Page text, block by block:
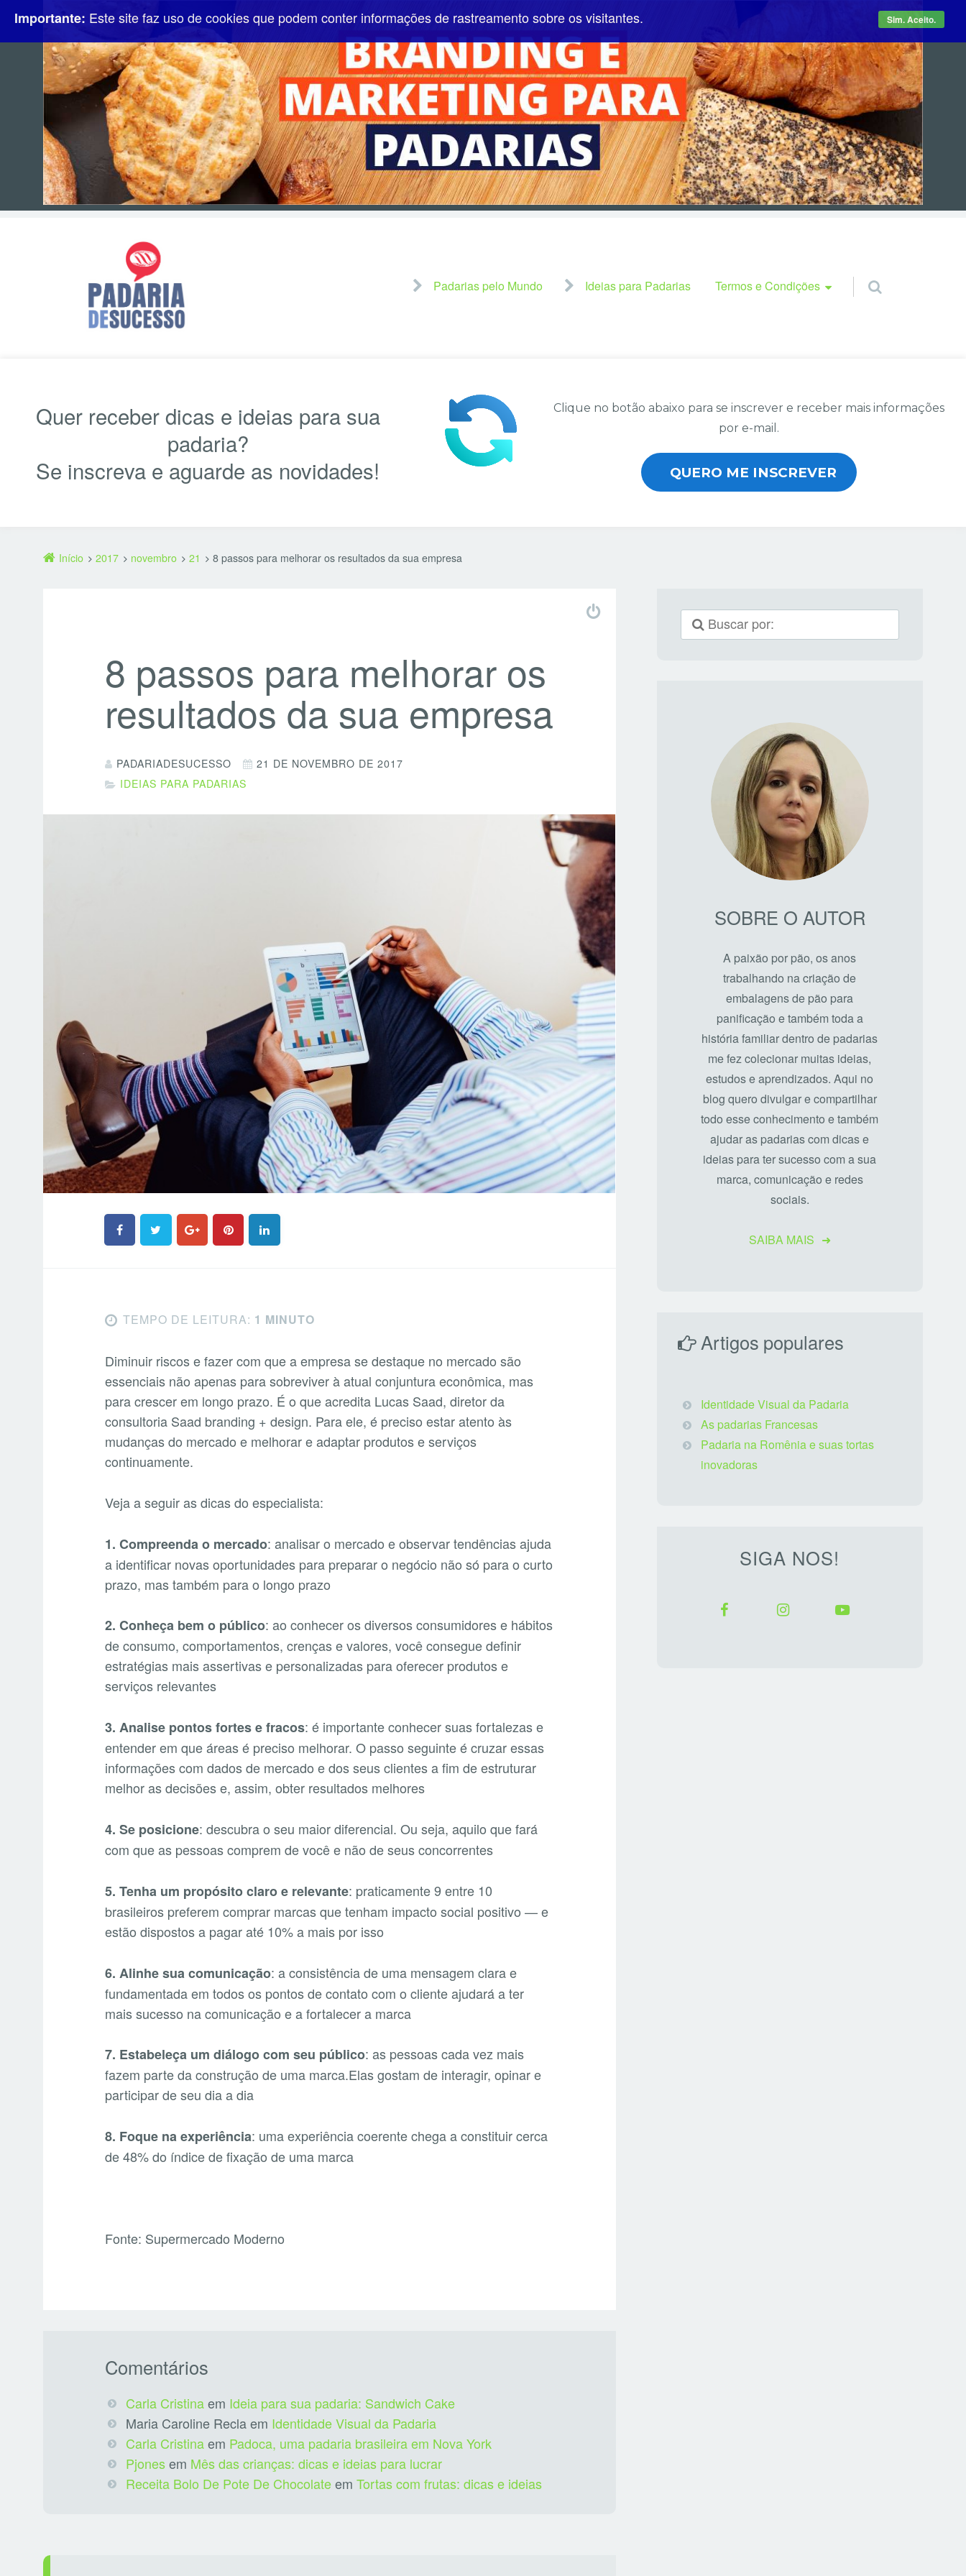
Pular para o conteúdo
Padarias pelo Mundo Ideias para Padarias Termos e Condições
Quer receber dicas e ideias para sua
padaria?
Se inscreva e aguarde as novidades!
Clique no botão abaixo para se inscrever e receber mais informações
por e-mail.
QUERO ME INSCREVER
Início 2017 novembro 21 8 passos para melhorar os resultados da sua empresa
8 passos para melhorar os
resultados da sua empresa
PADARIADESUCESSO
21 DE NOVEMBRO DE 2017
IDEIAS PARA PADARIAS
TEMPO DE LEITURA: 1 MINUTO
Diminuir riscos e fazer com que a empresa se destaque no mercado são
essenciais não apenas para sobreviver à atual conjuntura econômica, mas
para crescer em longo prazo. É o que acredita Lucas Saad, diretor da
consultoria Saad branding + design. Para ele, é preciso estar atento às
mudanças do mercado e melhorar e adaptar produtos e serviços
continuamente.
Veja a seguir as dicas do especialista:
1. Compreenda o mercado: analisar o mercado e observar tendências ajuda
a identificar novas oportunidades para preparar o negócio não só para o curto
prazo, mas também para o longo prazo
2. Conheça bem o público: ao conhecer os diversos consumidores e hábitos
de consumo, comportamentos, crenças e valores, você consegue definir
estratégias mais assertivas e personalizadas para oferecer produtos e
serviços relevantes
3. Analise pontos fortes e fracos: é importante conhecer suas fortalezas e
entender em que áreas é preciso melhorar. O passo seguinte é cruzar essas
informações com dados de mercado e dos seus clientes a fim de estruturar
melhor as decisões e, assim, obter resultados melhores
4. Se posicione: descubra o seu maior diferencial. Ou seja, aquilo que fará
com que as pessoas comprem de você e não de seus concorrentes
5. Tenha um propósito claro e relevante: praticamente 9 entre 10
brasileiros preferem comprar marcas que tenham impacto social positivo — e
estão dispostos a pagar até 10% a mais por isso
6. Alinhe sua comunicação: a consistência de uma mensagem clara e
fundamentada em todos os pontos de contato com o cliente ajudará a ter
mais sucesso na comunicação e a fortalecer a marca
7. Estabeleça um diálogo com seu público: as pessoas cada vez mais
fazem parte da construção de uma marca.Elas gostam de interagir, opinar e
participar de seu dia a dia
8. Foque na experiência: uma experiência coerente chega a constituir cerca
de 48% do índice de fixação de uma marca
Fonte: Supermercado Moderno
Comentários
Carla Cristinaem Ideia para sua padaria: Sandwich Cake
Maria Caroline Reclaem Identidade Visual da Padaria
Carla Cristinaem Padoca, uma padaria brasileira em Nova York
Pjonesem Mês das crianças: dicas e ideias para lucrar
Receita Bolo De Pote De ChocolateemTortas com frutas: dicas e ideias
SOBRE O AUTOR
A paixão por pão, os anos
trabalhando na criação de
embalagens de pão para
panificação e também toda a
história familiar dentro de padarias
me fez colecionar muitas ideias,
estudos e aprendizados. Aqui no
blog quero divulgar e compartilhar
todo esse conhecimento e também
ajudar as padarias com dicas e
ideias para ter sucesso com a sua
marca, comunicação e redes
sociais.
SAIBA MAIS
Artigos populares
Identidade Visual da Padaria
As padarias Francesas
Padaria na Romênia e suas tortas
inovadoras
SIGA NOS!
Importante: Este site faz uso de cookies que podem conter informações de rastreamento sobre os visitantes. Sim. Aceito.